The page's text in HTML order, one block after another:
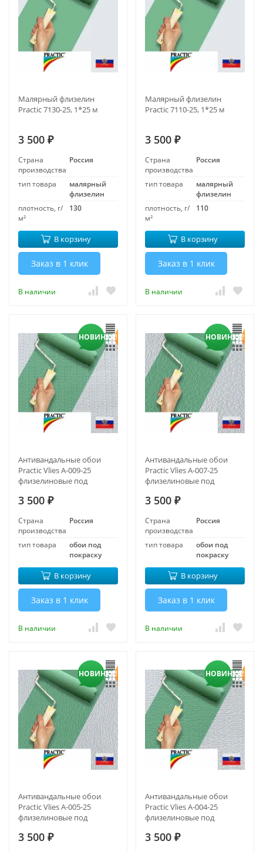
Малярный флизелин
Practic 7130-25, 1*25 м
3 500 ₽
Страна
производства
Россия
тип товара
малярный
флизелин
плотность, г/
м²
130
В корзину
Заказ в 1 клик
В наличии
Малярный флизелин
Practic 7110-25, 1*25 м
3 500 ₽
Страна
производства
Россия
тип товара
малярный
флизелин
плотность, г/
м²
110
В корзину
Заказ в 1 клик
В наличии
НОВИНКА!
Антивандальные обои
Practic Vlies А-009-25
флизелиновые под
3 500 ₽
Страна
производства
Россия
тип товара
обои под
покраску
В корзину
Заказ в 1 клик
В наличии
НОВИНКА!
Антивандальные обои
Practic Vlies А-007-25
флизелиновые под
3 500 ₽
Страна
производства
Россия
тип товара
обои под
покраску
В корзину
Заказ в 1 клик
В наличии
НОВИНКА!
Антивандальные обои
Practic Vlies А-005-25
флизелиновые под
3 500 ₽
НОВИНКА!
Антивандальные обои
Practic Vlies А-004-25
флизелиновые под
3 500 ₽